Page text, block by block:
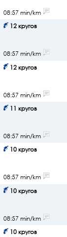
08:57 min/km
12 кругов
08:57 min/km
12 кругов
08:57 min/km
11 кругов
08:57 min/km
10 кругов
08:57 min/km
10 кругов
08:57 min/km
10 кругов